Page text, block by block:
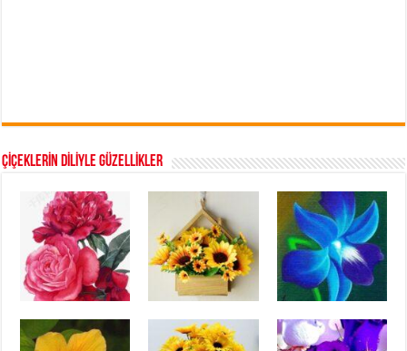
ÇİÇEKLERİN DİLİYLE GÜZELLİKLER